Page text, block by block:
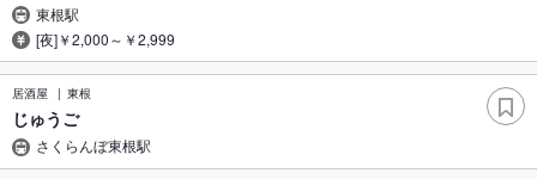
東根駅
[夜]￥2,000～￥2,999
居酒屋 東根
じゅうご
さくらんぼ東根駅